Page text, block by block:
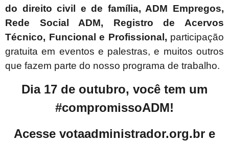
do direito civil e de família, ADM Empregos,
Rede Social ADM, Registro de Acervos
Técnico, Funcional e Profissional, participação
gratuita em eventos e palestras, e muitos outros
que fazem parte do nosso programa de trabalho.
Dia 17 de outubro, você tem um
#compromissoADM!
Acesse votaadministrador.org.br e